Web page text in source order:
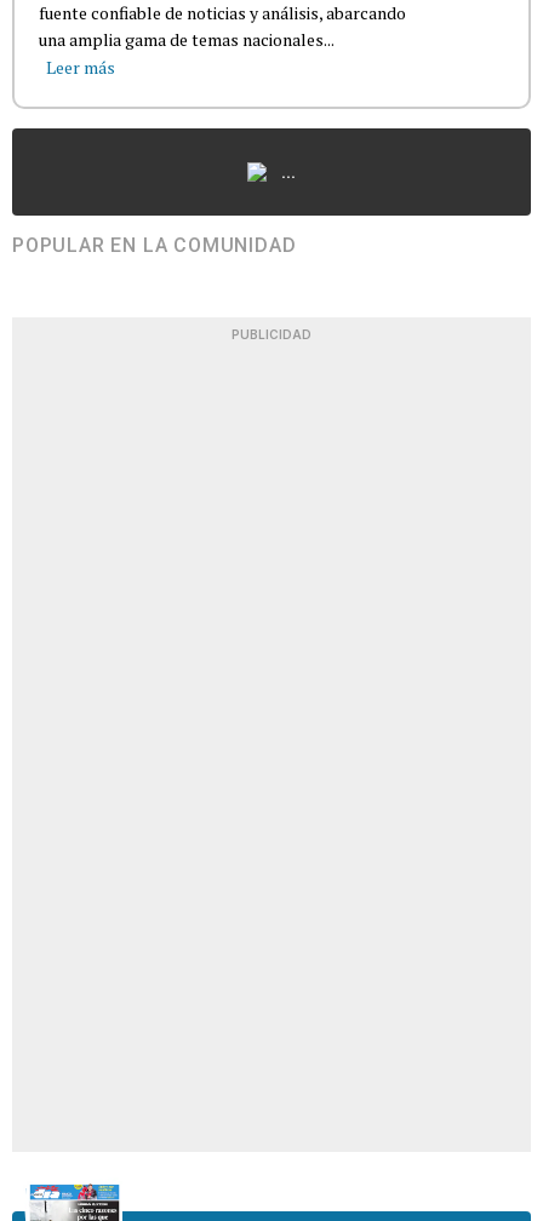
fuente confiable de noticias y análisis, abarcando
una amplia gama de temas nacionales...
Leer más
...
POPULAR EN LA COMUNIDAD
PUBLICIDAD